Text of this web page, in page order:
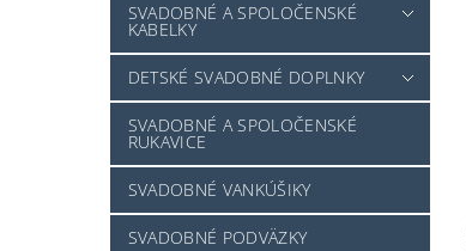
SVADOBNÉ A SPOLOČENSKÉ
KABELKY
DETSKÉ SVADOBNÉ DOPLNKY
SVADOBNÉ A SPOLOČENSKÉ
RUKAVICE
SVADOBNÉ VANKÚŠIKY
SVADOBNÉ PODVÄZKY